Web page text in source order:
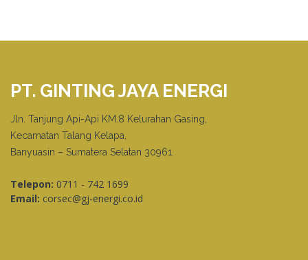
PT. GINTING JAYA ENERGI
Jln. Tanjung Api-Api KM.8 Kelurahan Gasing,
Kecamatan Talang Kelapa,
Banyuasin – Sumatera Selatan 30961.
Telepon: 0711 - 742 1699
Email: corsec@gj-energi.co.id